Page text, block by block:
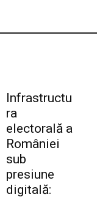
Infrastructu
ra
electorală a
României
sub
presiune
digitală: